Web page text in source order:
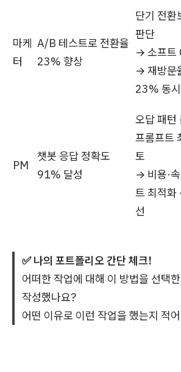
마케
터
A/B 테스트로 전환율
23% 향상
단기 전환
판단
→ 소프트
→ 재방문
23% 동
PM
챗봇 응답 정확도
91% 달성
오답 패턴
프롬프트
토
→ 비용·
트 최적
선
✅ 나의 포트폴리오 간단 체크!
어떠한 작업에 대해 이 방법을 선택
작성했나요?
어떤 이유로 이런 작업을 했는지 적